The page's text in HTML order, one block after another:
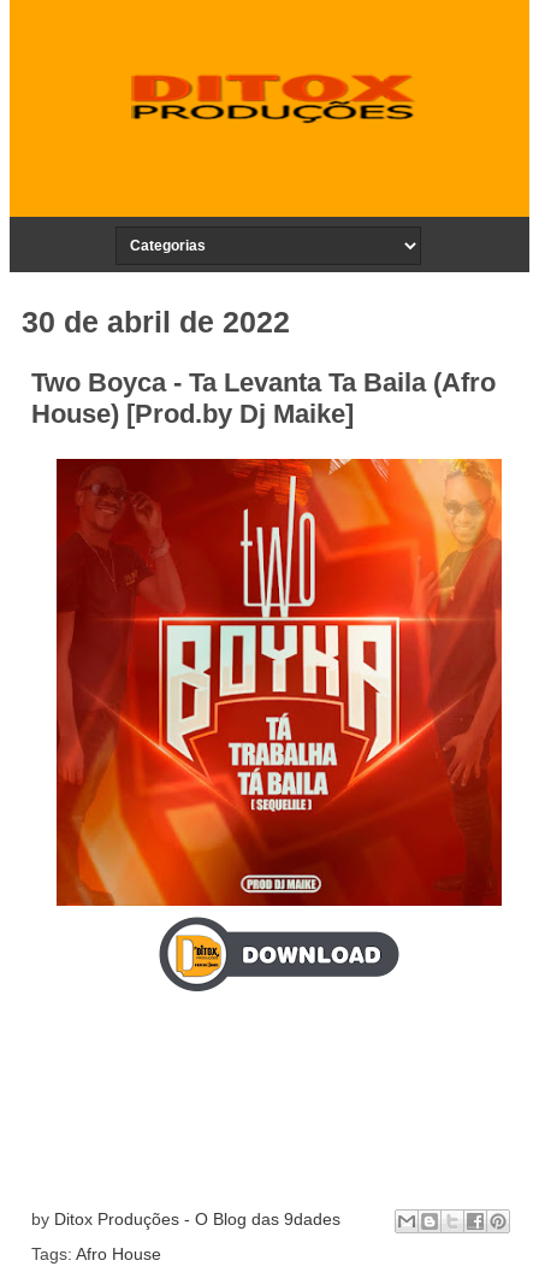
30 de abril de 2022
Two Boyca - Ta Levanta Ta Baila (Afro
House) [Prod.by Dj Maike]
by Ditox Produções - O Blog das 9dades
Tags: Afro House